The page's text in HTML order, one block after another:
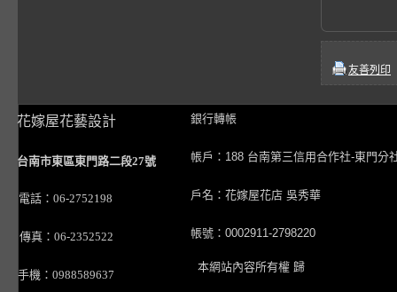
友善列印
花嫁屋花藝設計
台南市東區東門路二段27號
電話：06-2752198
傳真：06-2352522
手機：0988589637
銀行轉帳
帳戶：188 台南第三信用合作社-東門分
戶名：花嫁屋花店 吳秀華
帳號：0002911-2798220
本網站內容所有權 歸